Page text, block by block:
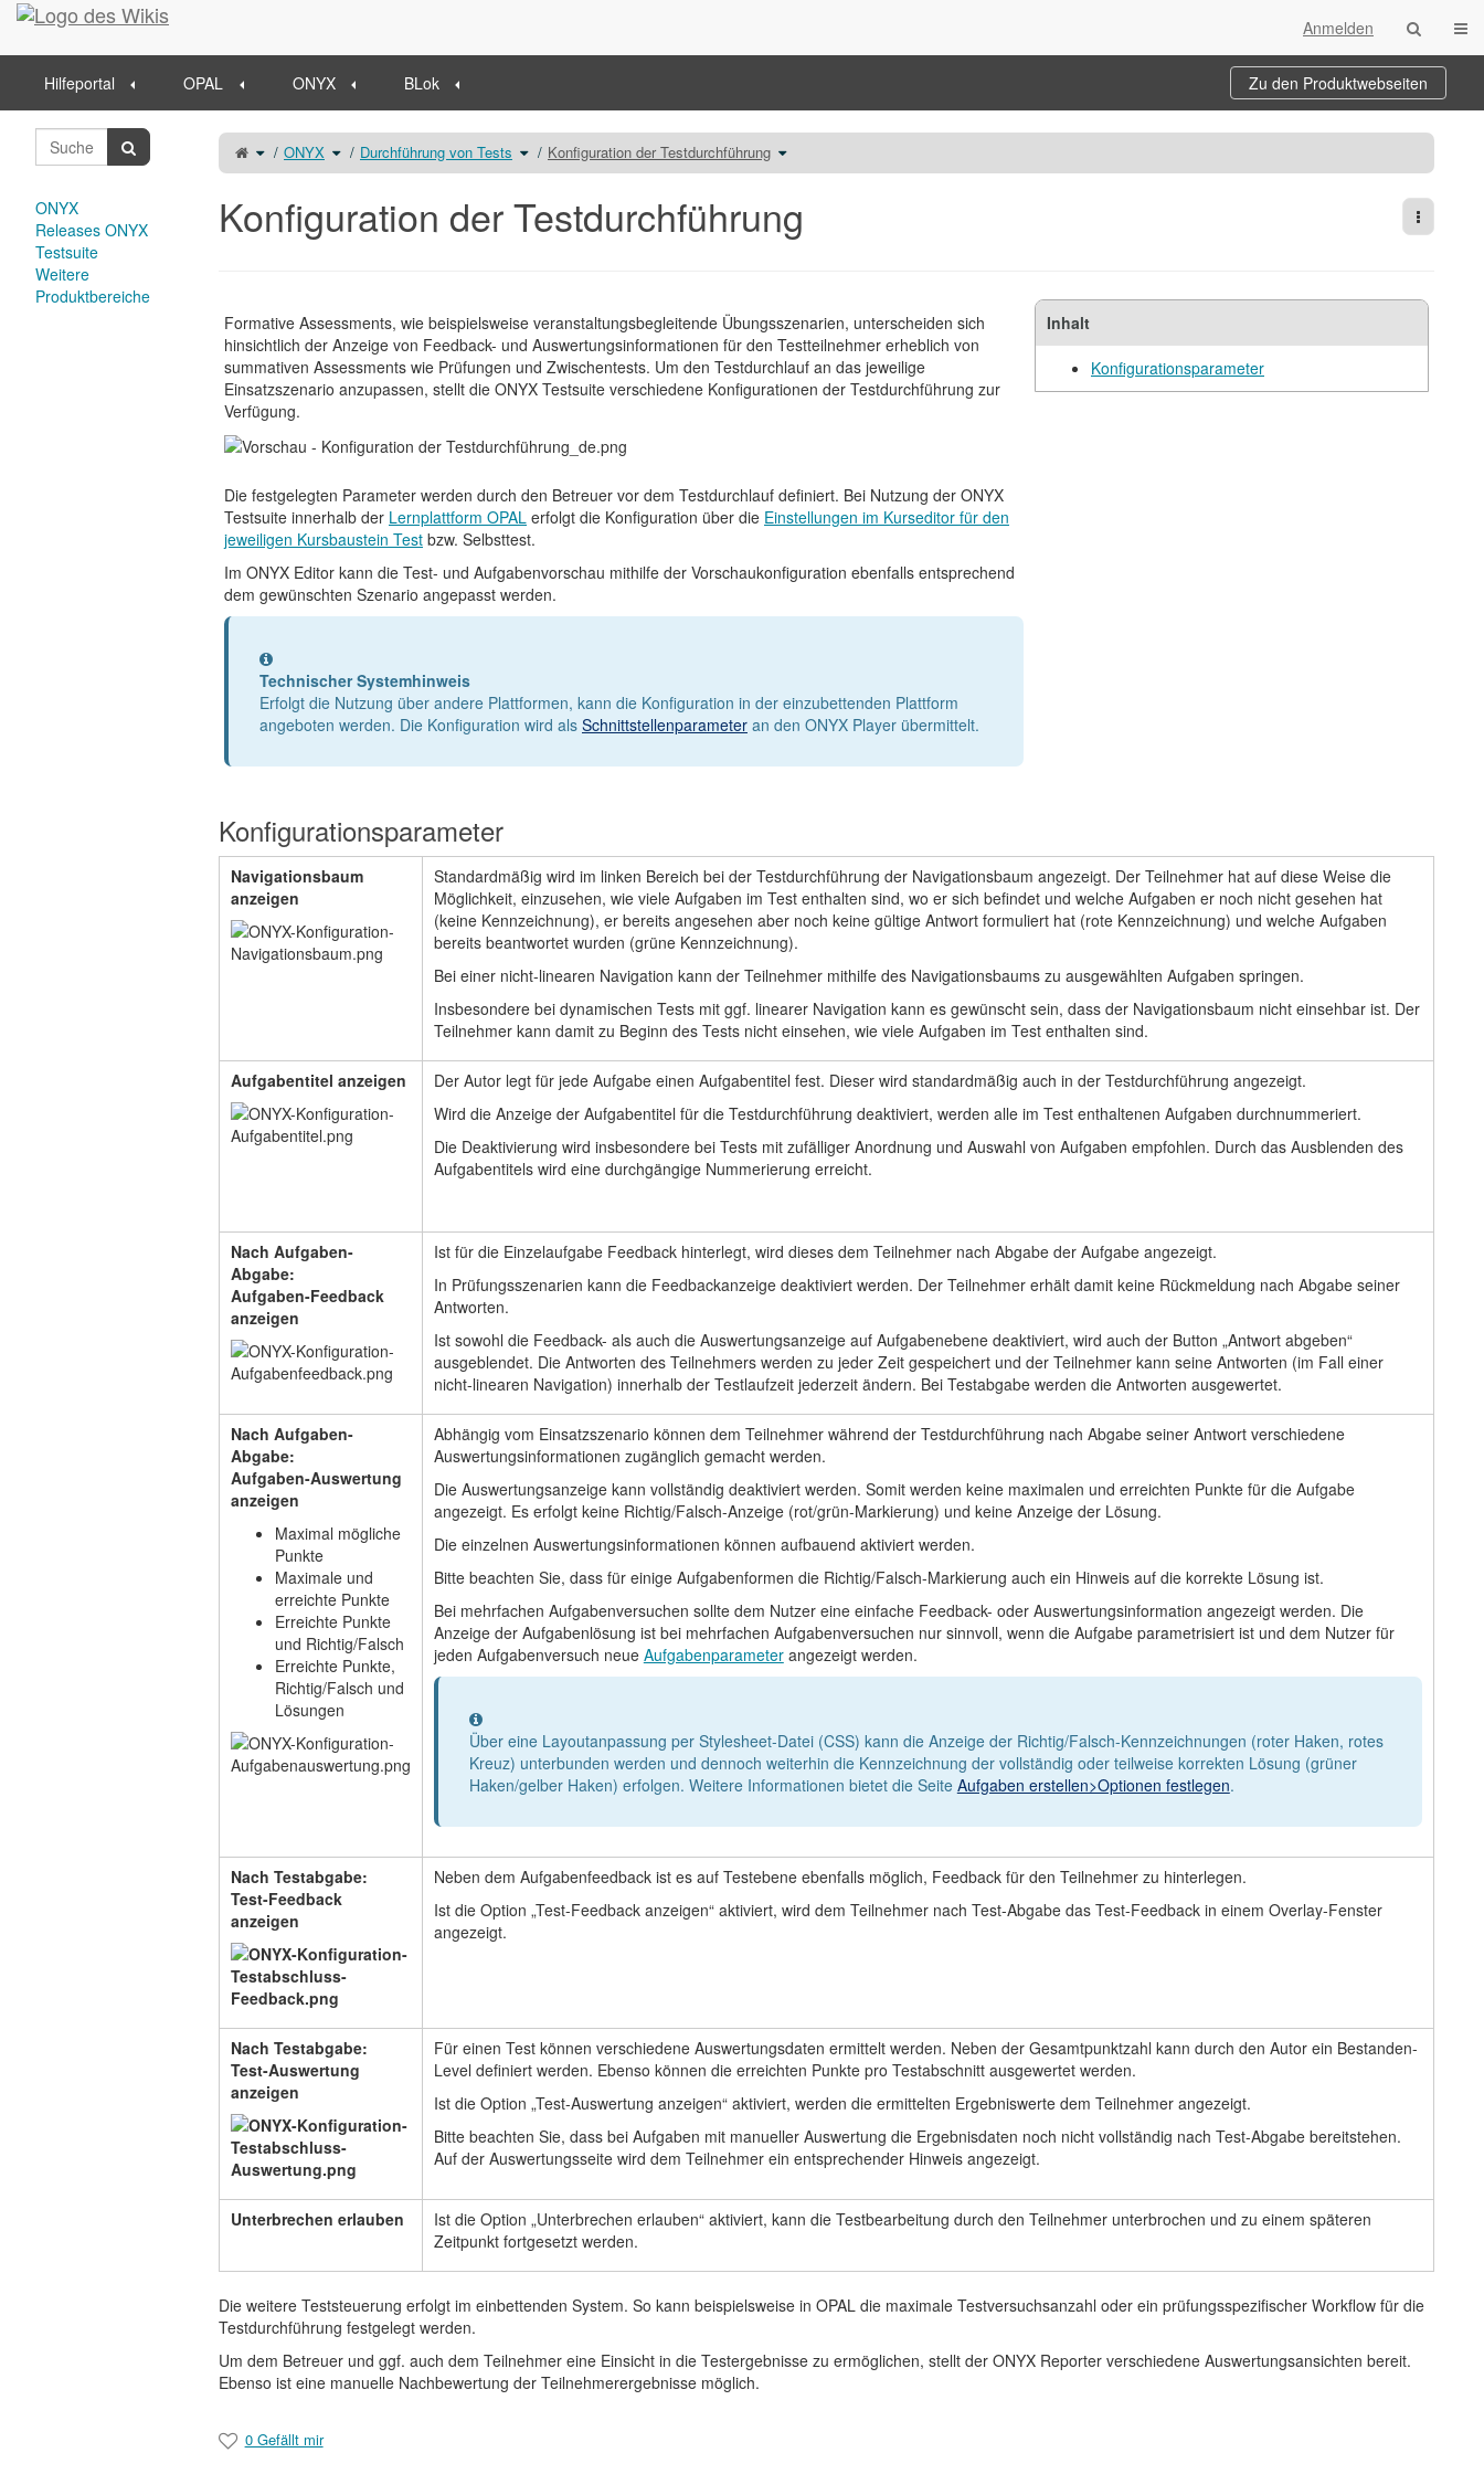
Startseite
Anmelden
Hilfeportal OPAL ONYX BLok Zu den Produktwebseiten
Schalte
denübergeordneten
Baum
von
Testdurchführung
um.
ONYX Schalte
denVerzeichnisbaum
unter
ONYX
Durchführung von Tests Schalte
denVerzeichnisbaum
unter
Durchführung
um.
Konfiguration der Testdurchführung Schalte
den
unter
Konfiguration
Konfiguration der Testdurchführung Weitere
Formative Assessments, wie beispielsweise veranstaltungsbegleitende Übungsszenarien, unterscheiden sich
hinsichtlich der Anzeige von Feedback- und Auswertungsinformationen für den Testteilnehmer erheblich von
summativen Assessments wie Prüfungen und Zwischentests. Um den Testdurchlauf an das jeweilige
Einsatzszenario anzupassen, stellt die ONYX Testsuite verschiedene Konfigurationen der Testdurchführung zur
Verfügung.
Die festgelegten Parameter werden durch den Betreuer vor dem Testdurchlauf definiert. Bei Nutzung der ONYX
Testsuite innerhalb der Lernplattform OPAL erfolgt die Konfiguration über die Einstellungen im Kurseditor für den
jeweiligen Kursbaustein Test bzw. Selbsttest.
Im ONYX Editor kann die Test- und Aufgabenvorschau mithilfe der Vorschaukonfiguration ebenfalls entsprechend
dem gewünschten Szenario angepasst werden.
Information
Technischer Systemhinweis
Erfolgt die Nutzung über andere Plattformen, kann die Konfiguration in der einzubettenden Plattform
angeboten werden. Die Konfiguration wird als Schnittstellenparameter an den ONYX Player übermittelt.
Inhalt
Konfigurationsparameter
Konfigurationsparameter
Navigationsbaum
anzeigen
Standardmäßig wird im linken Bereich bei der Testdurchführung der Navigationsbaum angezeigt. Der Teilnehmer hat auf diese Weise die
Möglichkeit, einzusehen, wie viele Aufgaben im Test enthalten sind, wo er sich befindet und welche Aufgaben er noch nicht gesehen hat
(keine Kennzeichnung), er bereits angesehen aber noch keine gültige Antwort formuliert hat (rote Kennzeichnung) und welche Aufgaben
bereits beantwortet wurden (grüne Kennzeichnung).
Bei einer nicht-linearen Navigation kann der Teilnehmer mithilfe des Navigationsbaums zu ausgewählten Aufgaben springen.
Insbesondere bei dynamischen Tests mit ggf. linearer Navigation kann es gewünscht sein, dass der Navigationsbaum nicht einsehbar ist. Der
Teilnehmer kann damit zu Beginn des Tests nicht einsehen, wie viele Aufgaben im Test enthalten sind.
Aufgabentitel anzeigen
Der Autor legt für jede Aufgabe einen Aufgabentitel fest. Dieser wird standardmäßig auch in der Testdurchführung angezeigt.
Wird die Anzeige der Aufgabentitel für die Testdurchführung deaktiviert, werden alle im Test enthaltenen Aufgaben durchnummeriert.
Die Deaktivierung wird insbesondere bei Tests mit zufälliger Anordnung und Auswahl von Aufgaben empfohlen. Durch das Ausblenden des
Aufgabentitels wird eine durchgängige Nummerierung erreicht.
Nach Aufgaben-
Abgabe:
Aufgaben-Feedback
anzeigen
Ist für die Einzelaufgabe Feedback hinterlegt, wird dieses dem Teilnehmer nach Abgabe der Aufgabe angezeigt.
In Prüfungsszenarien kann die Feedbackanzeige deaktiviert werden. Der Teilnehmer erhält damit keine Rückmeldung nach Abgabe seiner
Antworten.
Ist sowohl die Feedback- als auch die Auswertungsanzeige auf Aufgabenebene deaktiviert, wird auch der Button „Antwort abgeben“
ausgeblendet. Die Antworten des Teilnehmers werden zu jeder Zeit gespeichert und der Teilnehmer kann seine Antworten (im Fall einer
nicht-linearen Navigation) innerhalb der Testlaufzeit jederzeit ändern. Bei Testabgabe werden die Antworten ausgewertet.
Nach Aufgaben-
Abgabe:
Aufgaben-Auswertung
anzeigen
Maximal mögliche
Punkte
Maximale und
erreichte Punkte
Erreichte Punkte
und Richtig/Falsch
Erreichte Punkte,
Richtig/Falsch und
Lösungen
Abhängig vom Einsatzszenario können dem Teilnehmer während der Testdurchführung nach Abgabe seiner Antwort verschiedene
Auswertungsinformationen zugänglich gemacht werden.
Die Auswertungsanzeige kann vollständig deaktiviert werden. Somit werden keine maximalen und erreichten Punkte für die Aufgabe
angezeigt. Es erfolgt keine Richtig/Falsch-Anzeige (rot/grün-Markierung) und keine Anzeige der Lösung.
Die einzelnen Auswertungsinformationen können aufbauend aktiviert werden.
Bitte beachten Sie, dass für einige Aufgabenformen die Richtig/Falsch-Markierung auch ein Hinweis auf die korrekte Lösung ist.
Bei mehrfachen Aufgabenversuchen sollte dem Nutzer eine einfache Feedback- oder Auswertungsinformation angezeigt werden. Die
Anzeige der Aufgabenlösung ist bei mehrfachen Aufgabenversuchen nur sinnvoll, wenn die Aufgabe parametrisiert ist und dem Nutzer für
jeden Aufgabenversuch neue Aufgabenparameterangezeigt werden.
Information
Über eine Layoutanpassung per Stylesheet-Datei (CSS) kann die Anzeige der Richtig/Falsch-Kennzeichnungen (roter Haken, rotes
Kreuz) unterbunden werden und dennoch weiterhin die Kennzeichnung der vollständig oder teilweise korrekten Lösung (grüner
Haken/gelber Haken) erfolgen. Weitere Informationen bietet die Seite Aufgaben erstellen>Optionen festlegen.
Nach Testabgabe:
Test-Feedback
anzeigen
Neben dem Aufgabenfeedback ist es auf Testebene ebenfalls möglich, Feedback für den Teilnehmer zu hinterlegen.
Ist die Option „Test-Feedback anzeigen“ aktiviert, wird dem Teilnehmer nach Test-Abgabe das Test-Feedback in einem Overlay-Fenster
angezeigt.
Nach Testabgabe:
Test-Auswertung
anzeigen
Für einen Test können verschiedene Auswertungsdaten ermittelt werden. Neben der Gesamtpunktzahl kann durch den Autor ein Bestanden-
Level definiert werden. Ebenso können die erreichten Punkte pro Testabschnitt ausgewertet werden.
Ist die Option „Test-Auswertung anzeigen“ aktiviert, werden die ermittelten Ergebniswerte dem Teilnehmer angezeigt.
Bitte beachten Sie, dass bei Aufgaben mit manueller Auswertung die Ergebnisdaten noch nicht vollständig nach Test-Abgabe bereitstehen.
Auf der Auswertungsseite wird dem Teilnehmer ein entsprechender Hinweis angezeigt.
Unterbrechen erlauben
Ist die Option „Unterbrechen erlauben“ aktiviert, kann die Testbearbeitung durch den Teilnehmer unterbrochen und zu einem späteren
Zeitpunkt fortgesetzt werden.
Die weitere Teststeuerung erfolgt im einbettenden System. So kann beispielsweise in OPAL die maximale Testversuchsanzahl oder ein prüfungsspezifischer Workflow für die
Testdurchführung festgelegt werden.
Um dem Betreuer und ggf. auch dem Teilnehmer eine Einsicht in die Testergebnisse zu ermöglichen, stellt der ONYX Reporter verschiedene Auswertungsansichten bereit.
Ebenso ist eine manuelle Nachbewertung der Teilnehmerergebnisse möglich.
0 Gefällt mir
ONYX
Releases ONYX
Testsuite
Weitere
Produktbereiche